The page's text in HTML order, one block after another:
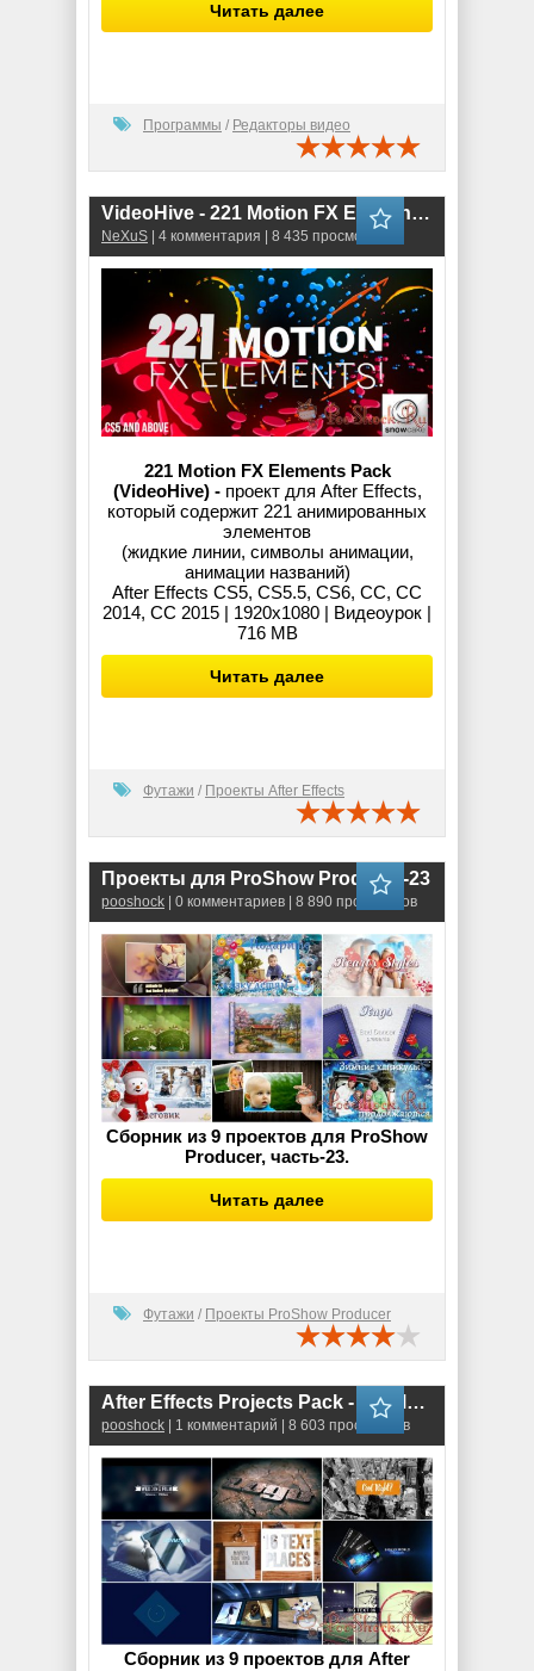
Читать далее
Программы / Редакторы видео
VideoHive - 221 Motion FX Elements Pack (.aep)
NeXuS | 4 комментария | 8 435 просмотров
221 Motion FX Elements Pack
(VideoHive) -проект для After Effects,
который содержит 221 анимированных
элементов
(жидкие линии, символы анимации,
анимации названий)
After Effects CS5, CS5.5, CS6, CC, CC
2014, CC 2015 | 1920x1080 | Видеоурок |
716 MB
Читать далее
Футажи / Проекты After Effects
Проекты для ProShow Producer-23
pooshock | 0 комментариев | 8 890 просмотров
Сборник из 9 проектов для ProShow
Producer, часть-23.
Читать далее
Футажи / Проекты ProShow Producer
After Effects Projects Pack - 27 (MotionArray)
pooshock | 1 комментарий | 8 603 просмотров
Сборник из 9 проектов для After